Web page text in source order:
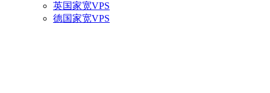
英国家宽VPS
德国家宽VPS